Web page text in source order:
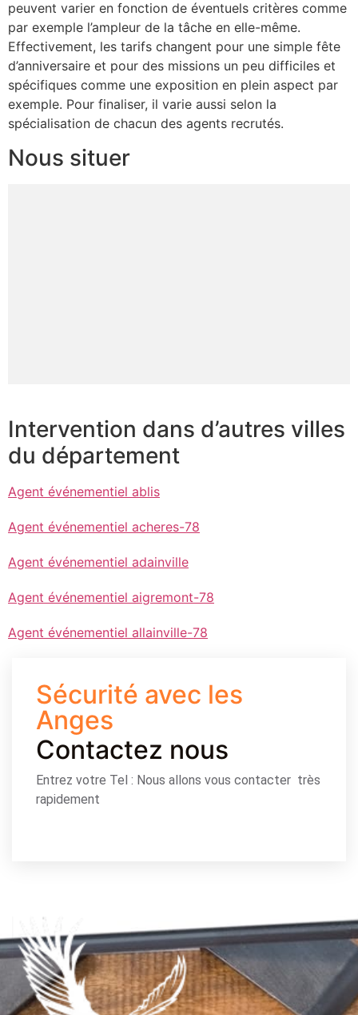
peuvent varier en fonction de éventuels critères comme
par exemple l’ampleur de la tâche en elle-même.
Effectivement, les tarifs changent pour une simple fête
d’anniversaire et pour des missions un peu difficiles et
spécifiques comme une exposition en plein aspect par
exemple. Pour finaliser, il varie aussi selon la
spécialisation de chacun des agents recrutés.
Nous situer
Intervention dans d’autres villes
du département
Agent événementiel ablis
Agent événementiel acheres-78
Agent événementiel adainville
Agent événementiel aigremont-78
Agent événementiel allainville-78
Sécurité avec les
Anges
Contactez nous
Entrez votre Tel : Nous allons vous contacter très
rapidement